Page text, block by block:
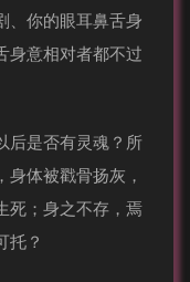
、你的眼耳鼻舌身
身意相对者都不过
后是否有灵魂？所
体被戳骨扬灰，
死；身之不存，焉
托？